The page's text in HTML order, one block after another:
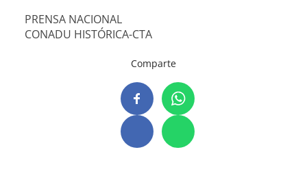
PRENSA NACIONAL
CONADU HISTÓRICA-CTA
Comparte